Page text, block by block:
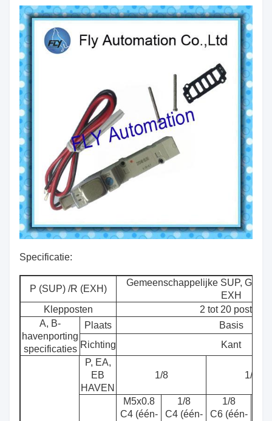
Specificatie:
P (SUP) /R (EXH)
Gemeenschappelijke SUP,
EXH
Klepposten
2 tot 20 posten
A, B-
havenporting
specificaties
Plaats
Basis
Richting
Kant
P, EA,
EB
HAVEN
1/8 1/4
M5x0.8
C4 (één-
1/8
C4 (één-
1/8
C6 (één-